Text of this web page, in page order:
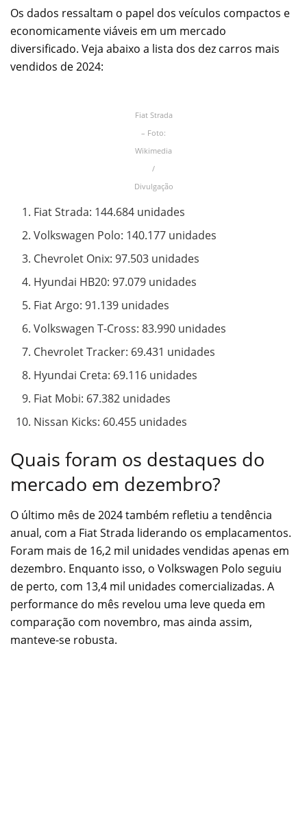
Os dados ressaltam o papel dos veículos compactos e
economicamente viáveis em um mercado
diversificado. Veja abaixo a lista dos dez carros mais
vendidos de 2024:
Fiat Strada
– Foto:
Wikimedia
/
Divulgação
Fiat Strada: 144.684 unidades
Volkswagen Polo: 140.177 unidades
Chevrolet Onix: 97.503 unidades
Hyundai HB20: 97.079 unidades
Fiat Argo: 91.139 unidades
Volkswagen T-Cross: 83.990 unidades
Chevrolet Tracker: 69.431 unidades
Hyundai Creta: 69.116 unidades
Fiat Mobi: 67.382 unidades
Nissan Kicks: 60.455 unidades
Quais foram os destaques do
mercado em dezembro?
O último mês de 2024 também refletiu a tendência
anual, com a Fiat Strada liderando os emplacamentos.
Foram mais de 16,2 mil unidades vendidas apenas em
dezembro. Enquanto isso, o Volkswagen Polo seguiu
de perto, com 13,4 mil unidades comercializadas. A
performance do mês revelou uma leve queda em
comparação com novembro, mas ainda assim,
manteve-se robusta.